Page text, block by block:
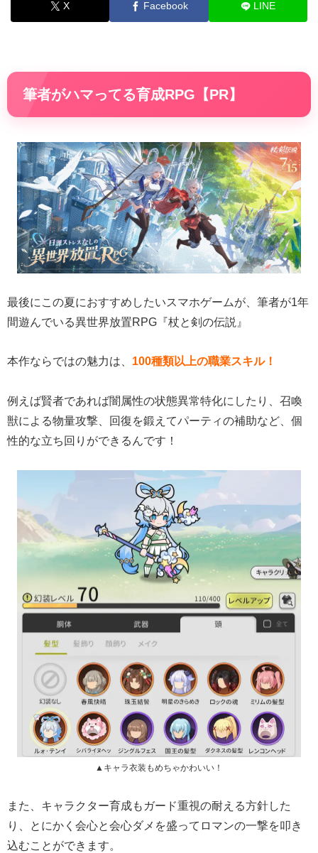
X Facebook LINE
筆者がハマってる育成RPG【PR】
最後にこの夏におすすめしたいスマホゲームが、筆者が1年
間遊んでいる異世界放置RPG『杖と剣の伝説』
本作ならではの魅力は、 100種類以上の職業スキル！
例えば賢者であれば闇属性の状態異常特化にしたり、召喚
獣による物量攻撃、回復を鍛えてパーティの補助など、個
性的な立ち回りができるんです！
▲キャラ衣装もめちゃかわいい！
また、キャラクター育成もガード重視の耐える方針した
り、とにかく会心と会心ダメを盛ってロマンの一撃を叩き
込むことができます。